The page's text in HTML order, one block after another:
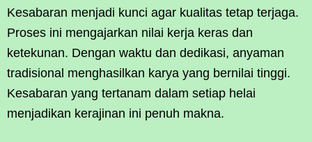
Kesabaran menjadi kunci agar kualitas tetap terjaga.
Proses ini mengajarkan nilai kerja keras dan
ketekunan. Dengan waktu dan dedikasi, anyaman
tradisional menghasilkan karya yang bernilai tinggi.
Kesabaran yang tertanam dalam setiap helai
menjadikan kerajinan ini penuh makna.